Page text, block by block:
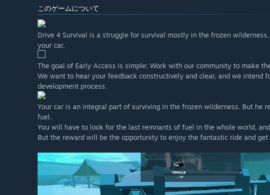
このゲームについて
Drive 4 Survival is a struggle for survival mostly in the frozen
your car.
The goal of Early Access is simple: Work with our community to make
We want to hear your feedback constructively and clear, and we intend
development process.
Your car is an integral part of surviving in the frozen wilderness. But he
fuel.
You will have to look for the last remnants of fuel in the whole world,
But the reward will be the opportunity to enjoy the fantastic ride and